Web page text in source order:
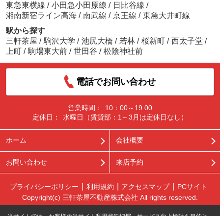
東急東横線 / 小田急小田原線 / 日比谷線 /
湘南新宿ライン高海 / 南武線 / 京王線 / 東急大井町線
駅から探す
三軒茶屋 / 駒沢大学 / 池尻大橋 / 若林 / 桜新町 / 西太子堂 /
上町 / 駒場東大前 / 世田谷 / 松陰神社前
電話でお問い合わせ
営業時間：
10：00～19:00
定休日：
水曜日（賃貸部：1～3月は定休日なし）
ホーム 会社概要
お問い合わせ 来店予約
プライバシーポリシー 利用規約 アクセスマップ
PCサイト
Copyright(c) 三軒茶屋不動産株式会社 All rights reserved.